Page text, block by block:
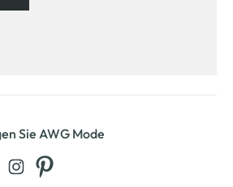
Sie AWG Mode